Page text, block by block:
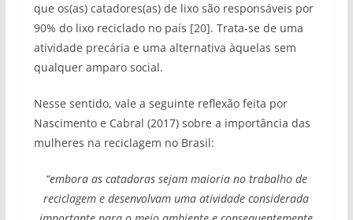
que os(as) catadores(as) de lixo são responsáveis por
90% do lixo reciclado no país [20]. Trata-se de uma
atividade precária e uma alternativa àquelas sem
qualquer amparo social.
Nesse sentido, vale a seguinte reflexão feita por
Nascimento e Cabral (2017) sobre a importância das
mulheres na reciclagem no Brasil:
“embora as catadoras sejam maioria no trabalho de
reciclagem e desenvolvam uma atividade considerada